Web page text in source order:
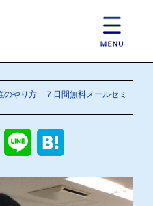
のやり方 ７日間無料メールセミ
FacebookLine